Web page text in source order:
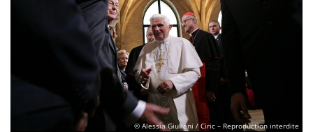
© Alessia Giuliani / Ciric – Reproduction interdite